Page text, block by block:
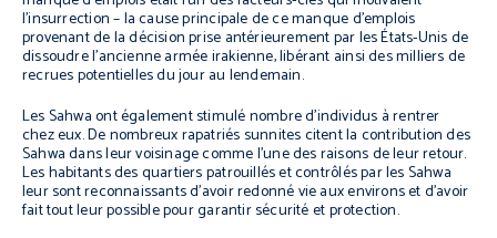
l’insurrection – la cause principale de ce manque d’emplois
provenant de la décision prise antérieurement par les États-Unis de
dissoudre l’ancienne armée irakienne, libérant ainsi des milliers de
recrues potentielles du jour au lendemain.
Les Sahwa ont également stimulé nombre d’individus à rentrer
chez eux. De nombreux rapatriés sunnites citent la contribution des
Sahwa dans leur voisinage comme l’une des raisons de leur retour.
Les habitants des quartiers patrouillés et contrôlés par les Sahwa
leur sont reconnaissants d’avoir redonné vie aux environs et d’avoir
fait tout leur possible pour garantir sécurité et protection.